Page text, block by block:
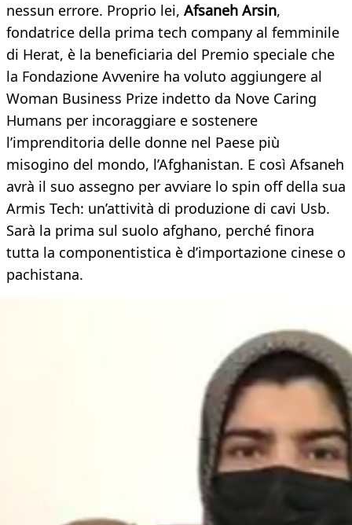
nessun errore. Proprio lei, Afsaneh Arsin,
fondatrice della prima tech company al femminile
di Herat, è la beneficiaria del Premio speciale che
la Fondazione Avvenire ha voluto aggiungere al
Woman Business Prize indetto da Nove Caring
Humans per incoraggiare e sostenere
l’imprenditoria delle donne nel Paese più
misogino del mondo, l’Afghanistan. E così Afsaneh
avrà il suo assegno per avviare lo spin off della sua
Armis Tech: un’attività di produzione di cavi Usb.
Sarà la prima sul suolo afghano, perché finora
tutta la componentistica è d’importazione cinese o
pachistana.